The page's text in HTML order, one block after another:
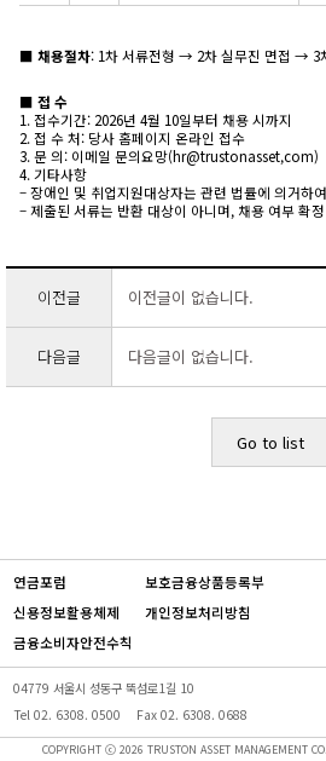
■ 채용절차: 1차 서류전형 → 2차 실무진 면접 → 3
■ 접 수
1. 접수기간: 2026년 4월 10일부터 채용 시까지
2. 접 수 처: 당사 홈페이지 온라인 접수
3. 문 의: 이메일 문의요망(hr@trustonasset,com)
4. 기타사항
– 장애인 및 취업지원대상자는 관련 법률에 의거하
– 제출된 서류는 반환 대상이 아니며, 채용 여부 확
이전글 이전글이 없습니다.
다음글 다음글이 없습니다.
Go to list
연금포럼
보호금융상품등록부
신용정보활용체제
개인정보처리방침
금융소비자안전수칙
04779 서울시 성동구 뚝섬로1길 10
Tel 02. 6308. 0500
Fax 02. 6308. 0688
COPYRIGHT ⓒ 2026 TRUSTON ASSET MANAGEMENT